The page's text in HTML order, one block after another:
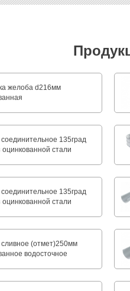
желоба d216мм
135град
оцинкованной стали
135град
оцинкованной стали
сливное (отмет)250мм
водосточное